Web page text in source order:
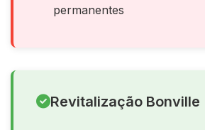
permanentes
Revitalização Bonville